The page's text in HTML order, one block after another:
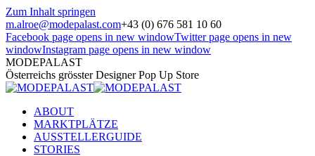
Zum Inhalt springen
m.alroe@modepalast.com+43 (0) 676 581 10 60
Facebook page opens in new windowTwitter page opens in new
windowInstagram page opens in new window
MODEPALAST
Österreichs grösster Designer Pop Up Store
ABOUT
MARKTPLÄTZE
AUSSTELLERGUIDE
STORIES